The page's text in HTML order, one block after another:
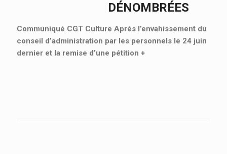
DÉNOMBRÉES
Communiqué CGT Culture Après l’envahissement du
conseil d’administration par les personnels le 24 juin
dernier et la remise d’une pétition +